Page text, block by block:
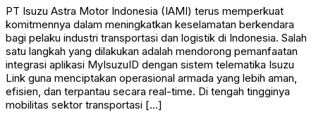
PT Isuzu Astra Motor Indonesia (IAMI) terus memperkuat
komitmennya dalam meningkatkan keselamatan berkendara
bagi pelaku industri transportasi dan logistik di Indonesia. Salah
satu langkah yang dilakukan adalah mendorong pemanfaatan
integrasi aplikasi MyIsuzuID dengan sistem telematika Isuzu
Link guna menciptakan operasional armada yang lebih aman,
efisien, dan terpantau secara real-time. Di tengah tingginya
mobilitas sektor transportasi […]